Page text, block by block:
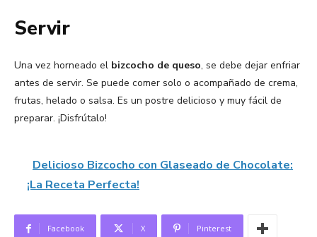
Servir
Una vez horneado el bizcocho de queso, se debe dejar enfriar
antes de servir. Se puede comer solo o acompañado de crema,
frutas, helado o salsa. Es un postre delicioso y muy fácil de
preparar. ¡Disfrútalo!
Delicioso Bizcocho con Glaseado de Chocolate:
¡La Receta Perfecta!
Facebook X Pinterest